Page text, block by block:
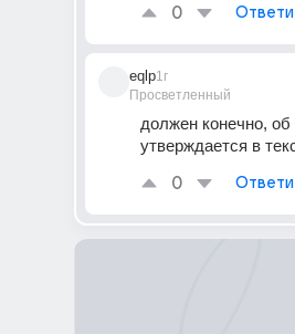
0
eqlp
Просветленный
1г
должен конечно, об
утверждается в
0